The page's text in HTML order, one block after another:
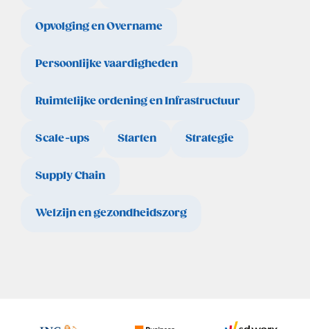
Opvolging en Overname
Persoonlijke vaardigheden
Ruimtelijke ordening en Infrastructuur
Scale-ups Starten Strategie
Supply Chain
Welzijn en gezondheidszorg